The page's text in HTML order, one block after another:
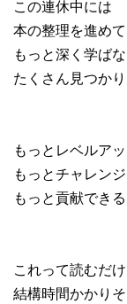
この連休中には
本の整理を進め
もっと深く学ば
たくさん見つかり
もっとレベルア
もっとチャレン
もっと貢献でき
これって読むだ
結構時間かかり